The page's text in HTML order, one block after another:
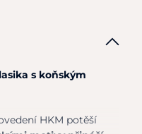
s koňským
HKM potěší